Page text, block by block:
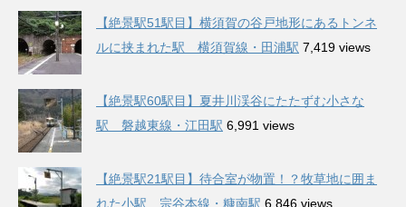
【絶景駅51駅目】横須賀の谷戸地形にあるトンネ
ルに挟まれた駅 横須賀線・田浦駅 7,419 views
【絶景駅60駅目】夏井川渓谷にたたずむ小さな
駅 磐越東線・江田駅 6,991 views
【絶景駅21駅目】待合室が物置！？牧草地に囲ま
れた小駅 宗谷本線・糠南駅 6,846 views